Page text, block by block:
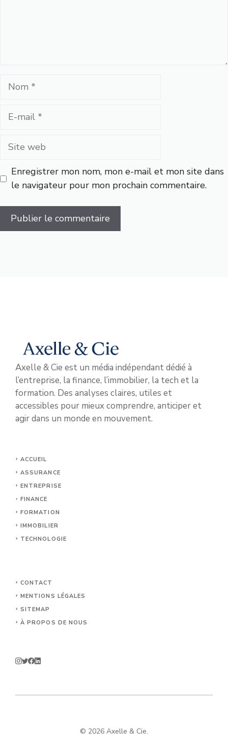
Nom
Site
Enregistrer mon nom, mon e-mail et mon site dans
le navigateur pour mon prochain commentaire.
Axelle & Cie est un média indépendant dédié à
l’entreprise, la finance, l’immobilier, la tech et la
formation. Des analyses claires, utiles et
accessibles pour mieux comprendre, anticiper et
agir dans un monde en mouvement.
ACCUEIL
ASSURANCE
ENTREPRISE
FINANCE
FORMATION
IMMOBILIER
TECHNOLOGIE
CONTACT
MENTIONS LÉGALES
SITEMAP
À PROPOS DE NOUS
© 2026 Axelle & Cie.